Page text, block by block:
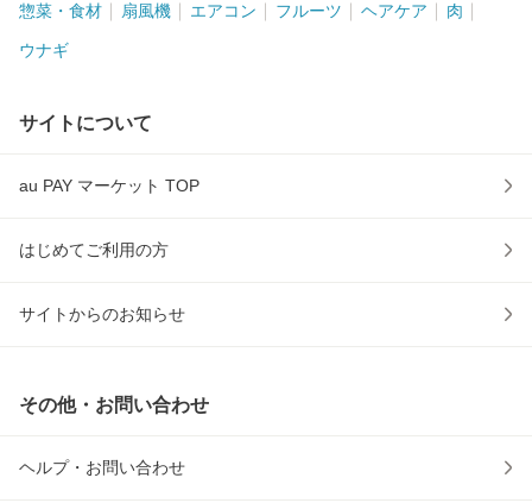
惣菜・食材 扇風機 エアコン フルーツ ヘアケア 肉
ウナギ
サイトについて
au PAY マーケット TOP
はじめてご利用の方
サイトからのお知らせ
その他・お問い合わせ
ヘルプ・お問い合わせ